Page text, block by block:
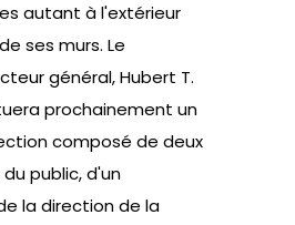
autant à l'extérieur
ses murs. Le
général, Hubert T.
prochainement un
composé de deux
public, d'un
la direction de la